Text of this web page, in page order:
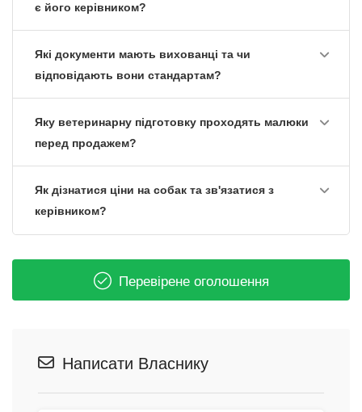
є його керівником?
Які документи мають вихованці та чи
відповідають вони стандартам?
Яку ветеринарну підготовку проходять малюки
перед продажем?
Як дізнатися ціни на собак та зв'язатися з
керівником?
Перевірене оголошення
Написати Власнику